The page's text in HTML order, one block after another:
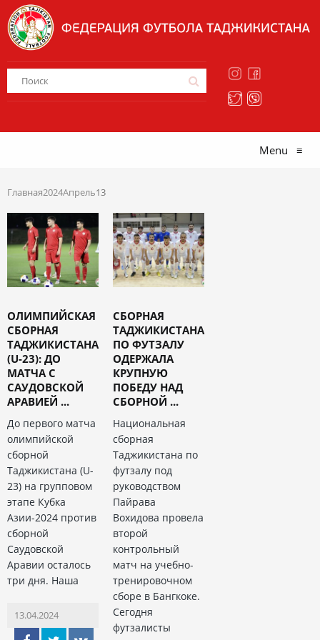
Menu ≡
Главная2024Апрель13
ОЛИМПИЙСКАЯ
СБОРНАЯ
ТАДЖИКИСТАНА
(U-23): ДО
МАТЧА С
САУДОВСКОЙ
АРАВИЕЙ ...
До первого матча
олимпийской
сборной
Таджикистана (U-
23) на групповом
этапе Кубка
Азии-2024 против
сборной
Саудовской
Аравии осталось
три дня. Наша
13.04.2024
СБОРНАЯ
ТАДЖИКИСТАНА
ПО ФУТЗАЛУ
ОДЕРЖАЛА
КРУПНУЮ
ПОБЕДУ НАД
СБОРНОЙ ...
Национальная
сборная
Таджикистана по
футзалу под
руководством
Пайрава
Вохидова провела
второй
контрольный
матч на учебно-
тренировочном
сборе в Бангкоке.
Сегодня
футзалисты